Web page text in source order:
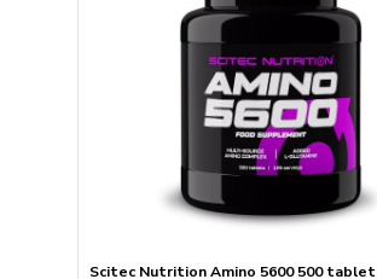
Scitec Nutrition Amino 5600 500 tablet